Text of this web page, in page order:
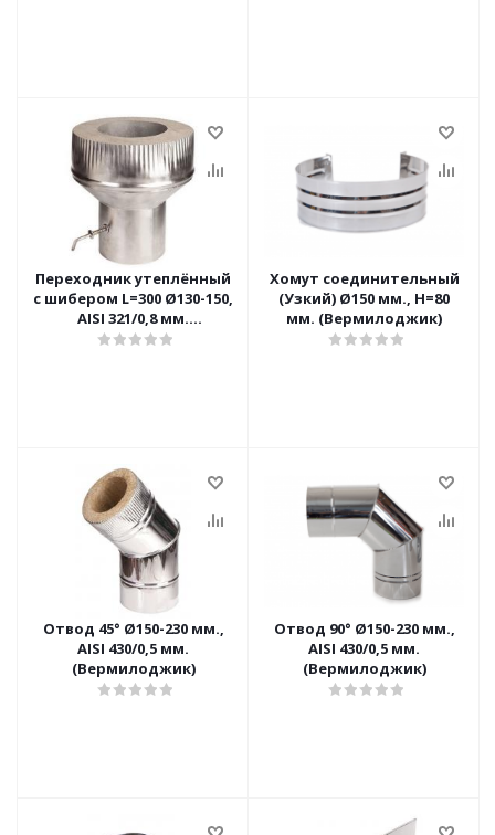
Переходник утеплённый
с шибером L=300 Ø130-150,
AISI 321/0,8 мм.
(Вермилоджик)
Хомут соединительный
(Узкий) Ø150 мм., Н=80
мм. (Вермилоджик)
Отвод 45° Ø150-230 мм.,
AISI 430/0,5 мм.
(Вермилоджик)
Отвод 90° Ø150-230 мм.,
AISI 430/0,5 мм.
(Вермилоджик)